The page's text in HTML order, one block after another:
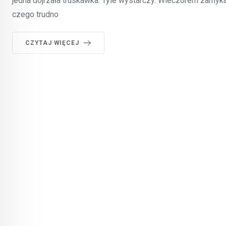
czego trudno
CZYTAJ WIĘCEJ